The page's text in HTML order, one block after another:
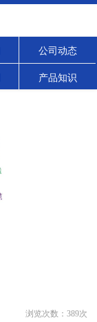
公司动态
产品知识
浏览次数： 389次